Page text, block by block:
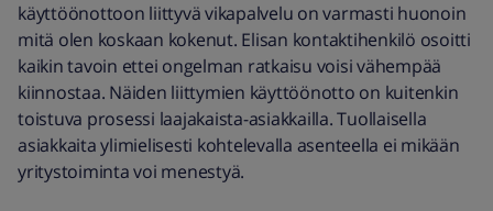
käyttöönottoon liittyvä vikapalvelu on varmasti huonoin
mitä olen koskaan kokenut. Elisan kontaktihenkilö osoitti
kaikin tavoin ettei ongelman ratkaisu voisi vähempää
kiinnostaa. Näiden liittymien käyttöönotto on kuitenkin
toistuva prosessi laajakaista-asiakkailla. Tuollaisella
asiakkaita ylimielisesti kohtelevalla asenteella ei mikään
yritystoiminta voi menestyä.